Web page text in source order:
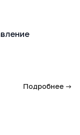
Подробнее →